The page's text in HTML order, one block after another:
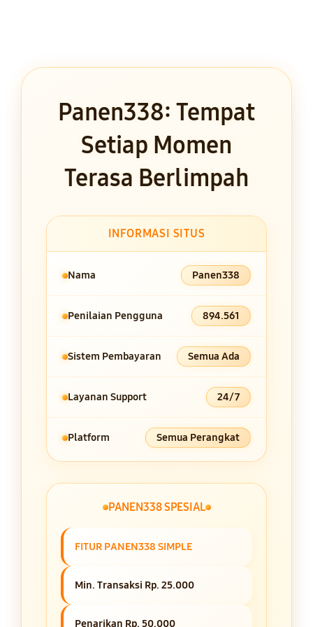
Panen338: Tempat
Setiap Momen
Terasa Berlimpah
INFORMASI SITUS
Nama Panen338
Penilaian Pengguna 894.561
Sistem Pembayaran Semua Ada
Layanan Support 24/7
Platform Semua Perangkat
PANEN338 SPESIAL
FITUR PANEN338 SIMPLE
Min. Transaksi Rp. 25.000
Penarikan Rp. 50.000